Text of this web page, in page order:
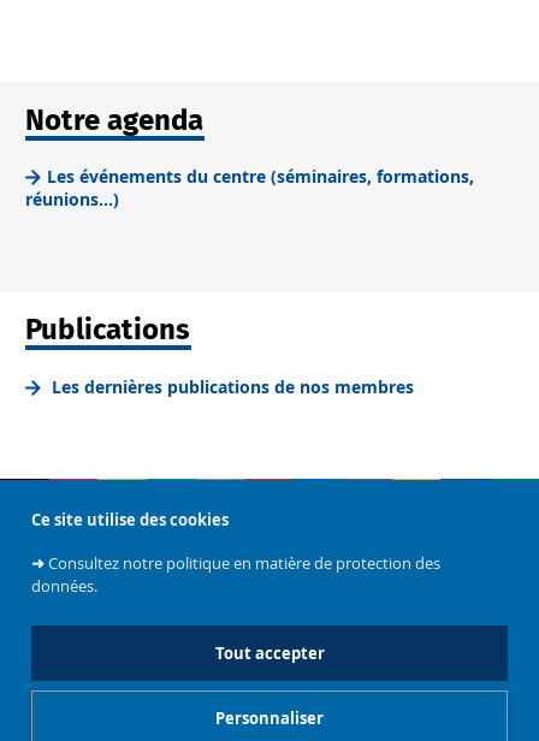
Ce site utilise des cookies
➜Consultez notre politique en matière de protection des
données.
Tout accepter
Personnaliser
Notre agenda
Les événements du centre (séminaires, formations,
réunions...)
Publications
Les dernières publications de nos membres
Contact
Administration du centre